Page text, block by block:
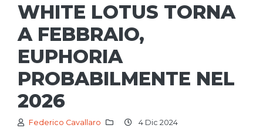
WHITE LOTUS TORNA
A FEBBRAIO,
EUPHORIA
PROBABILMENTE NEL
2026
Federico Cavallaro 4 Dic 2024